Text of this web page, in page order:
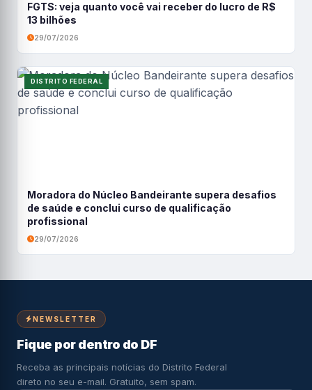
FGTS: veja quanto você vai receber do lucro de R$
13 bilhões
29/07/2026
DISTRITO FEDERAL
Moradora do Núcleo Bandeirante supera desafios
de saúde e conclui curso de qualificação
profissional
29/07/2026
NEWSLETTER
Fique por dentro do DF
Receba as principais notícias do Distrito Federal
direto no seu e-mail. Gratuito, sem spam.